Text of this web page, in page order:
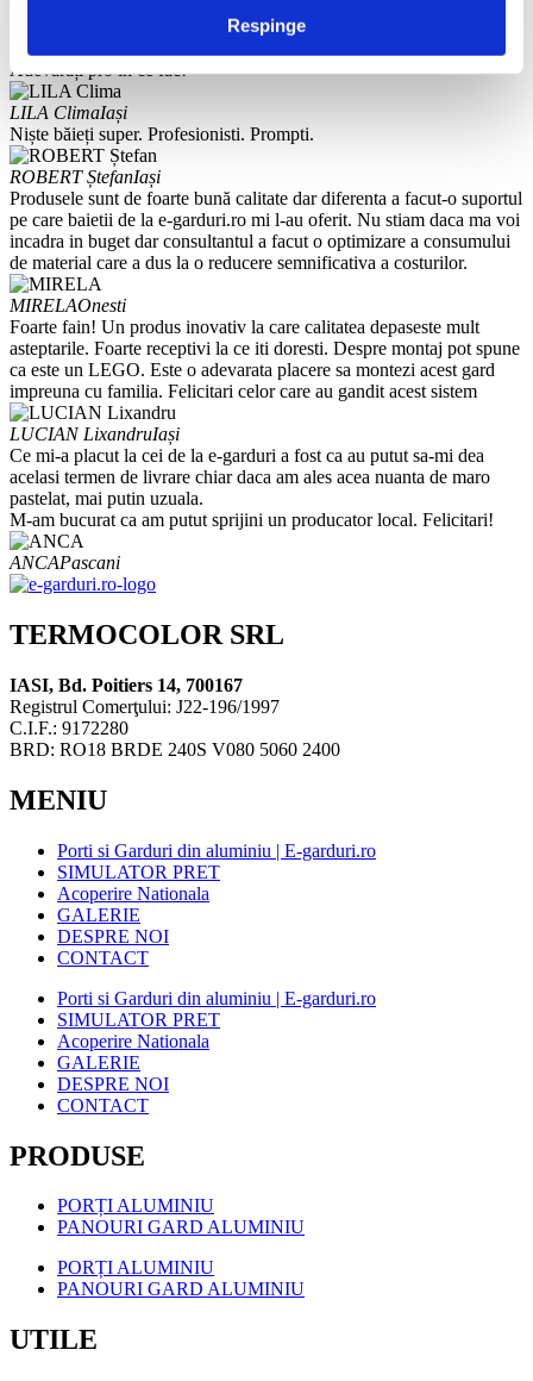
Respinge
viata, arata foarte, foarte bine. S-au respectat termenii de execuție și
montare. Deși stâlpii de care se monta gardul nu erau drepți,
ajustările făcute de ingineri au fost perfecte și nu au apărut probleme.
Adevărați pro în ce fac!
LILA ClimaIași
Niște băieți super. Profesionisti. Prompti.
ROBERT ȘtefanIași
Produsele sunt de foarte bună calitate dar diferenta a facut-o suportul
pe care baietii de la e-garduri.ro mi l-au oferit. Nu stiam daca ma voi
incadra in buget dar consultantul a facut o optimizare a consumului
de material care a dus la o reducere semnificativa a costurilor.
MIRELAOnesti
Foarte fain! Un produs inovativ la care calitatea depaseste mult
asteptarile. Foarte receptivi la ce iti doresti. Despre montaj pot spune
ca este un LEGO. Este o adevarata placere sa montezi acest gard
impreuna cu familia. Felicitari celor care au gandit acest sistem
LUCIAN LixandruIași
Ce mi-a placut la cei de la e-garduri a fost ca au putut sa-mi dea
acelasi termen de livrare chiar daca am ales acea nuanta de maro
pastelat, mai putin uzuala.
M-am bucurat ca am putut sprijini un producator local. Felicitari!
ANCAPascani
TERMOCOLOR SRL
IASI, Bd. Poitiers 14, 700167
Registrul Comerţului: J22-196/1997
C.I.F.: 9172280
BRD: RO18 BRDE 240S V080 5060 2400
MENIU
Porti si Garduri din aluminiu | E-garduri.ro
SIMULATOR PRET
Acoperire Nationala
GALERIE
DESPRE NOI
CONTACT
Porti si Garduri din aluminiu | E-garduri.ro
SIMULATOR PRET
Acoperire Nationala
GALERIE
DESPRE NOI
CONTACT
PRODUSE
PORȚI ALUMINIU
PANOURI GARD ALUMINIU
PORȚI ALUMINIU
PANOURI GARD ALUMINIU
UTILE